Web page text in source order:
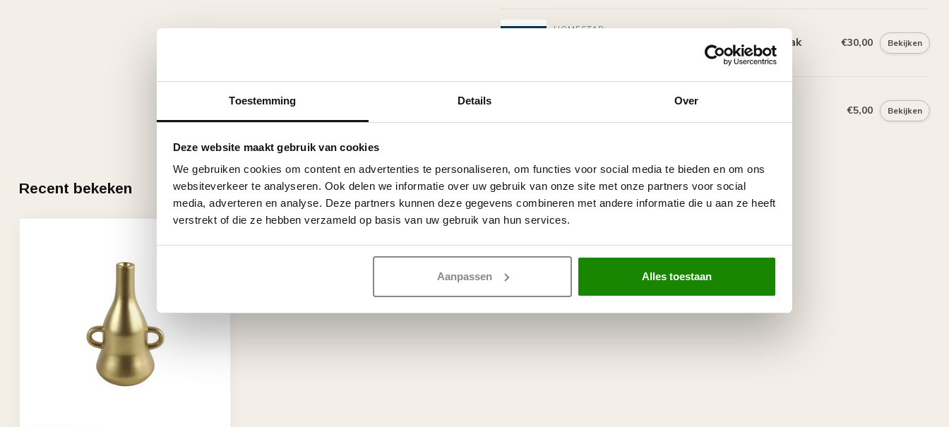
Toestemming Details Over
Deze website maakt gebruik van cookies
We gebruiken cookies om content en advertenties te personaliseren, om functies voor social media te bieden en om ons
websiteverkeer te analyseren. Ook delen we informatie over uw gebruik van onze site met onze partners voor social
media, adverteren en analyse. Deze partners kunnen deze gegevens combineren met andere informatie die u aan ze heeft
verstrekt of die ze hebben verzameld op basis van uw gebruik van hun services.
Aanpassen Alles toestaan
HOMESTAR
Homestar SET Polystyreenzaag en Verstekbak €30,00 Bekijken
Homestar S50 (50 x 40 mm), lengte 2 m
Op voorraad
€5,00 Bekijken
Recent bekeken